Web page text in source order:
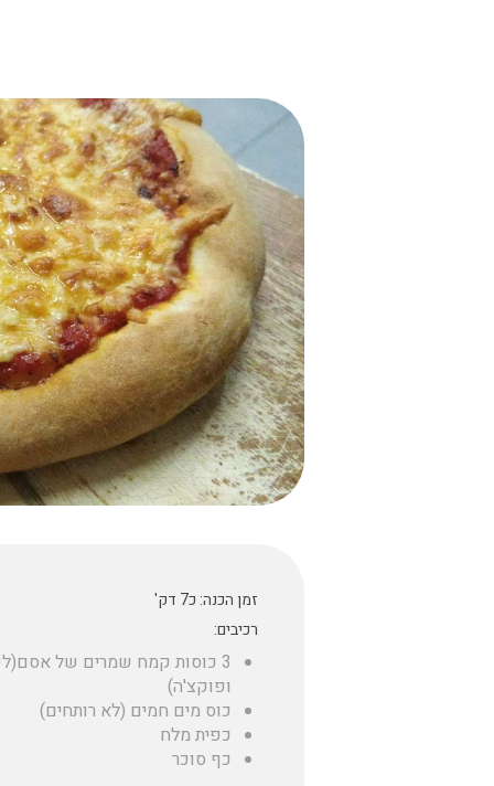
זמן הכנה: כ7 דק'
רכיבים:
3 כוסות קמח שמרים של
ופוקצ'ה)
כוס מים חמים (לא רותחים)
כפית מלח
כף סוכר